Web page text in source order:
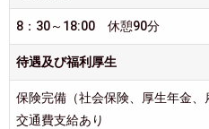
8：30～18:00 休憩90分
待遇及び福利厚生
保険完備（社会保険、厚生年金、
交通費支給あり